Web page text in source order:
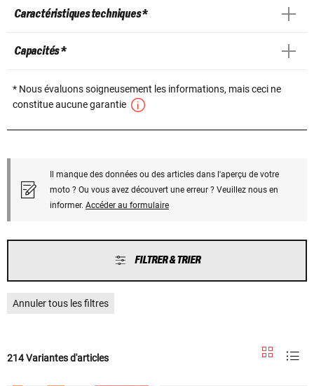
Caractéristiques techniques *
Capacités *
* Nous évaluons soigneusement les informations, mais ceci ne
constitue aucune garantie
Il manque des données ou des articles dans l'aperçu de votre
moto ? Ou vous avez découvert une erreur ? Veuillez nous en
informer. Accéder au formulaire
FILTRER & TRIER
Annuler tous les filtres
214 Variantes d'articles